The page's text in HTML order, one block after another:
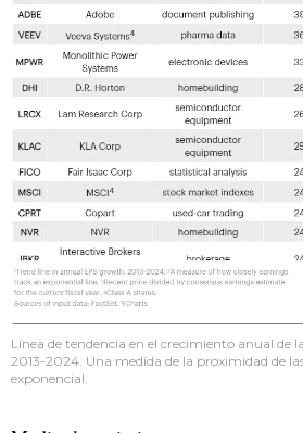
Línea de tendencia en el crecimiento anual de
2013-2024. Una medida de la proximidad de
exponencial.